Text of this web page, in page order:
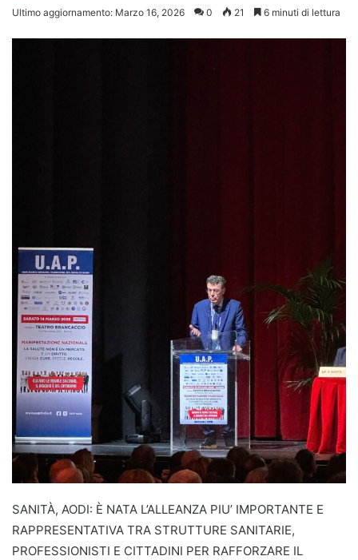
Ultimo aggiornamento: Marzo 16, 2026 0 21 6 minuti di lettura
SANITÀ, AODI: È NATA L’ALLEANZA PIU’ IMPORTANTE E
RAPPRESENTATIVA TRA STRUTTURE SANITARIE,
PROFESSIONISTI E CITTADINI PER RAFFORZARE IL